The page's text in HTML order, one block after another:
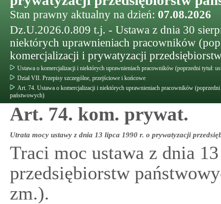
Stan prawny aktualny na dzień: 07.08.2026
Dz.U.2026.0.809 t.j. - Ustawa z dnia 30
niektórych uprawnieniach pracowników
komercjalizacji i prywatyzacji
Ustawa o komercjalizacji i niektórych uprawnieniach pracowników (poprzedni tytuł:
Dział VII. Przepisy szczególne, przejściowe i końcowe
Art. 74. Ustawa o komercjalizacji i niektórych uprawnieniach pracowników
państwowych)
Art. 74. kom. prywat.
Utrata mocy ustawy z dnia 13 lipca 1990 r. o prywatyzacji
Traci moc ustawa z dnia
przedsiębiorstw
zm.).